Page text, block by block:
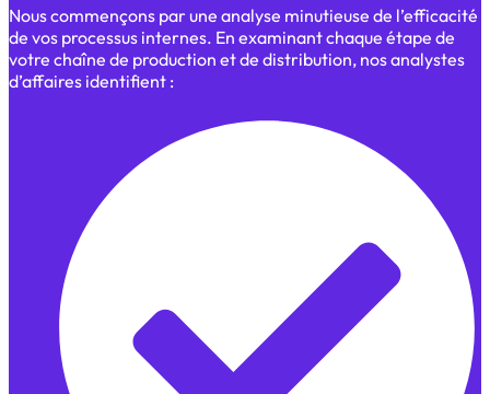
Nous commençons par une analyse minutieuse de l’efficacité
de vos processus internes. En examinant chaque étape de
votre chaîne de production et de distribution, nos analystes
d’affaires identifient :